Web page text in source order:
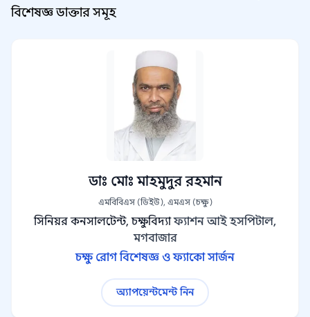
বিশেষজ্ঞ ডাক্তার সমূহ
ডাঃ মোঃ মাহমুদুর রহমান
এমবিবিএস (ডিইউ), এমএস (চক্ষু)
সিনিয়র কনসালটেন্ট, চক্ষুবিদ্যা ফ্যাশন আই হসপিটাল,
মগবাজার
চক্ষু রোগ বিশেষজ্ঞ ও ফ্যাকো সার্জন
অ্যাপয়েন্টমেন্ট নিন